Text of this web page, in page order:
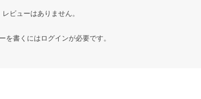
レビューはありません。
を書くにはログインが必要です。